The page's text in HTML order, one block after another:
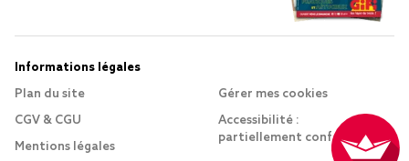
Informations légales
Plan du site
CGV & CGU
Mentions légales
Gérer mes cookies
Accessibilité :
partiellement conforme